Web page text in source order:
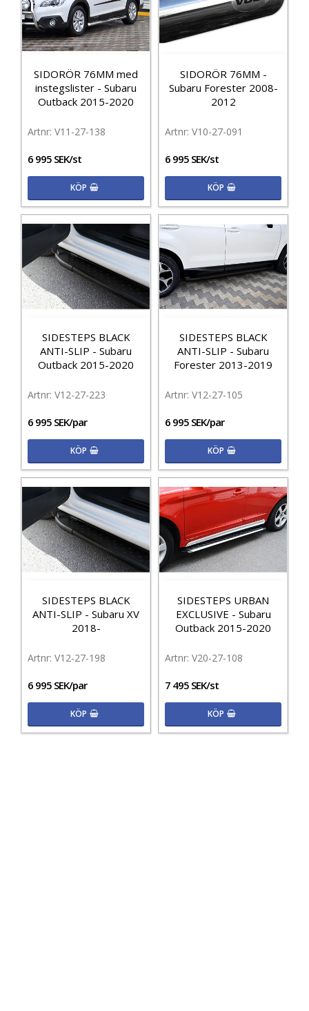
SIDORÖR 76MM med
instegslister - Subaru
Outback 2015-2020
V11-27-138
6 995 SEK/st
KÖP
SIDORÖR 76MM -
Subaru Forester 2008-
2012
V10-27-091
6 995 SEK/st
KÖP
SIDESTEPS BLACK
ANTI-SLIP - Subaru
Outback 2015-2020
V12-27-223
6 995 SEK/par
KÖP
SIDESTEPS BLACK
ANTI-SLIP - Subaru
Forester 2013-2019
V12-27-105
6 995 SEK/par
KÖP
SIDESTEPS BLACK
ANTI-SLIP - Subaru XV
2018-
V12-27-198
6 995 SEK/par
KÖP
SIDESTEPS URBAN
EXCLUSIVE - Subaru
Outback 2015-2020
V20-27-108
7 495 SEK/st
KÖP